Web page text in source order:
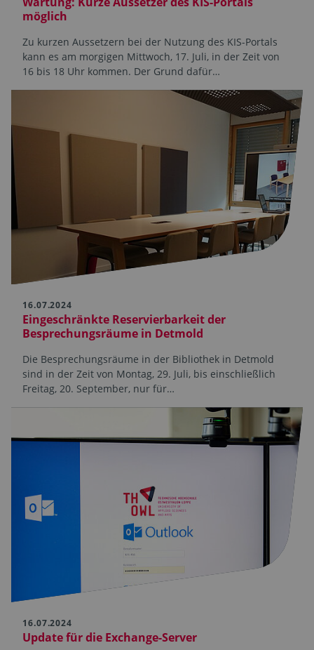
möglich
Zu kurzen Aussetzern bei der Nutzung des KIS-Portals
kann es am morgigen Mittwoch, 17. Juli, in der Zeit von
16 bis 18 Uhr kommen. Der Grund dafür…
16.07.2024
Eingeschränkte Reservierbarkeit der
Besprechungsräume in Detmold
Die Besprechungsräume in der Bibliothek in Detmold
sind in der Zeit von Montag, 29. Juli, bis einschließlich
Freitag, 20. September, nur für…
16.07.2024
Update für die Exchange-Server